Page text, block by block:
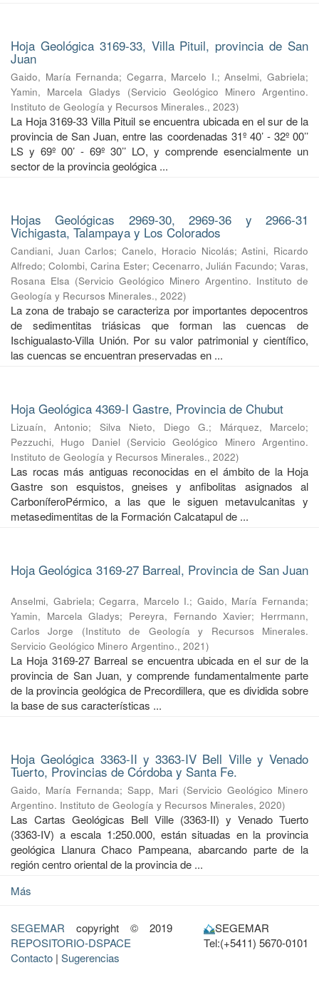
Hoja Geológica 3169-33, Villa Pituil, provincia de San
Juan
Gaido, María Fernanda; Cegarra, Marcelo I.;Anselmi, Gabriela;
Yamin, Marcela Gladys
(Servicio Geológico Minero Argentino.
Instituto de Geología y Recursos Minerales., 2023)
La Hoja 3169-33 Villa Pituil se encuentra ubicada en el sur de la
provincia de San Juan, entre las coordenadas 31º 40’ - 32º 00’’
LS y 69º 00’ - 69º 30’’ LO, y comprende esencialmente un
sector de la provincia geológica ...
Hojas Geológicas 2969-30, 2969-36 y 2966-31
Vichigasta, Talampaya y Los Colorados
Candiani, Juan Carlos;Canelo, Horacio Nicolás;Astini, Ricardo
Alfredo; Colombi, Carina Ester; Cecenarro, Julián Facundo; Varas,
Rosana Elsa (Servicio Geológico Minero Argentino. Instituto de
Geología y Recursos Minerales., 2022)
La zona de trabajo se caracteriza por importantes depocentros
de sedimentitas triásicas que forman las cuencas de
Ischigualasto-Villa Unión. Por su valor patrimonial y cientíﬁco,
las cuencas se encuentran preservadas en ...
Hoja Geológica 4369-I Gastre, Provincia de Chubut
Lizuaín, Antonio; Silva Nieto, Diego G.; Márquez, Marcelo;
Pezzuchi, Hugo Daniel (Servicio Geológico Minero Argentino.
Instituto de Geología y Recursos Minerales., 2022)
Las rocas más antiguas reconocidas en el ámbito de la Hoja
Gastre son esquistos, gneises y anfibolitas asignados al
CarboníferoPérmico, a las que le siguen metavulcanitas y
metasedimentitas de la Formación Calcatapul de ...
Hoja Geológica 3169-27 Barreal, Provincia de San Juan
Anselmi, Gabriela;Cegarra, Marcelo I.; Gaido, María Fernanda;
Yamin, Marcela Gladys; Pereyra, Fernando Xavier; Herrmann,
Carlos Jorge
(Instituto de Geología y Recursos Minerales.
Servicio Geológico Minero Argentino., 2021)
La Hoja 3169-27 Barreal se encuentra ubicada en el sur de la
provincia de San Juan, y comprende fundamentalmente parte
de la provincia geológica de Precordillera, que es dividida sobre
la base de sus características ...
Hoja Geológica 3363-II y 3363-IV Bell Ville y Venado
Tuerto, Provincias de Córdoba y Santa Fe.
Gaido, María Fernanda; Sapp, Mari (Servicio Geológico Minero
Argentino. Instituto de Geología y Recursos Minerales, 2020)
Las Cartas Geológicas Bell Ville (3363-II) y Venado Tuerto
(3363-IV) a escala 1:250.000, están situadas en la provincia
geológica Llanura Chaco Pampeana, abarcando parte de la
región centro oriental de la provincia de ...
Más
SEGEMAR copyright © 2019
REPOSITORIO-DSPACE
Contacto | Sugerencias
SEGEMAR
Tel:(+5411) 5670-0101